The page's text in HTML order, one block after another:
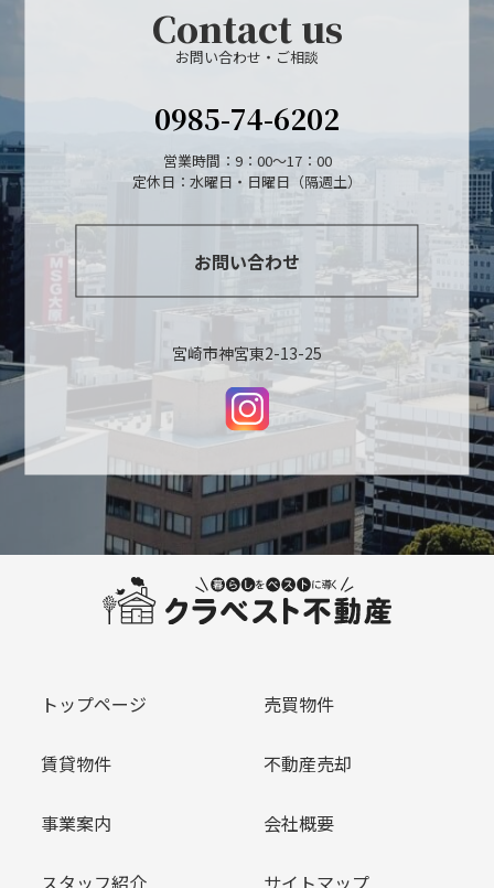
Contact us
お問い合わせ・ご相談
0985-74-6202
営業時間：9：00～17：00
定休日：水曜日・日曜日（隔週土）
お問い合わせ
宮崎市神宮東2-13-25
トップページ 売買物件
賃貸物件 不動産売却
事業案内 会社概要
スタッフ紹介 サイトマップ